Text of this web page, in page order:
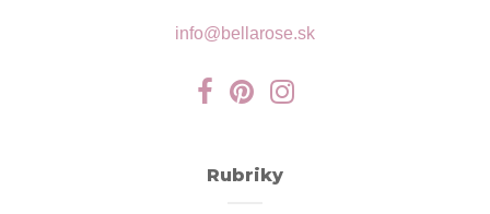
info@bellarose.sk
Rubriky